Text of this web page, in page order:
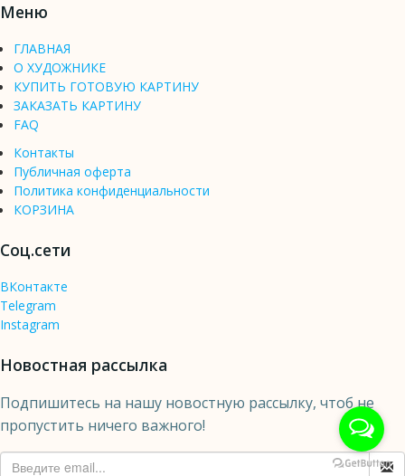
Меню
ГЛАВНАЯ
О ХУДОЖНИКЕ
КУПИТЬ ГОТОВУЮ КАРТИНУ
ЗАКАЗАТЬ КАРТИНУ
FAQ
Контакты
Публичная оферта
Политика конфиденциальности
КОРЗИНА
Соц.сети
ВКонтакте
Telegram
Instagram
Новостная рассылка
Подпишитесь на нашу новостную рассылку, чтоб не
пропустить ничего важного!